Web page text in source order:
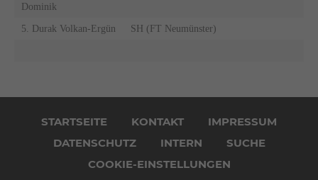
Dominik
5. Durak Volkan-Ergün SH (FT Neumünster)
überspringenSTARTSEITE KONTAKT
IMPRESSUM
DATENSCHUTZ
INTERN
SUCHE
COOKIE-EINSTELLUNGEN